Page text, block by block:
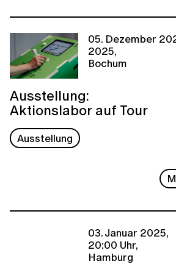
05. Dezember
2025,
Bochum
Ausstellung:
Aktionslabor auf Tour
Ausstellung
03. Januar 2025,
20:00 Uhr,
Hamburg